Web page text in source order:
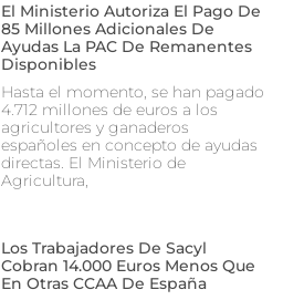
El Ministerio Autoriza El Pago De
85 Millones Adicionales De
Ayudas La PAC De Remanentes
Disponibles
Hasta el momento, se han pagado
4.712 millones de euros a los
agricultores y ganaderos
españoles en concepto de ayudas
directas. El Ministerio de
Agricultura,
Los Trabajadores De Sacyl
Cobran 14.000 Euros Menos Que
En Otras CCAA De España